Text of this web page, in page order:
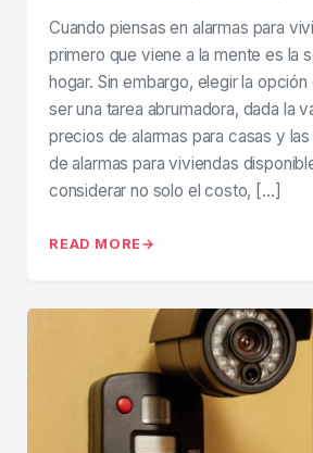
Cuando piensas en alarmas para
primero que viene a la mente es la
hogar. Sin embargo, elegir la
ser una tarea abrumadora, dada la
precios de alarmas para casas y
de alarmas para viviendas
considerar no solo el costo, […]
READ MORE